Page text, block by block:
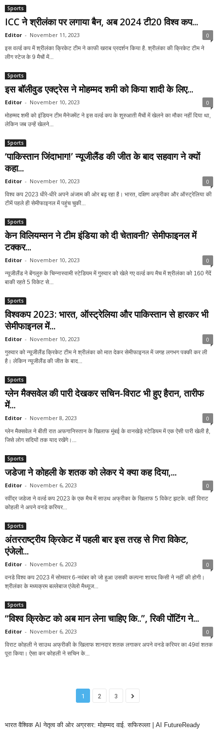
Sports
ICC ने श्रीलंका पर लगाया बैन, अब 2024 टी20 विश्व कप...
Editor - November 11, 2023 0
इस वर्ल्ड कप में श्रीलंका क्रिकेट टीम ने काफी खराब प्रदर्शन किया है. श्रीलंका की क्रिकेट टीम ने
लीग स्टेज के 9 मैचों में...
Sports
इस बॉलीवुड एक्ट्रेस ने मोहम्मद शमी को किया शादी के लिए...
Editor - November 10, 2023 0
मोहम्मद शमी को इंडियन टीम मैनेजमेंट ने इस वर्ल्ड कप के शुरुआती मैचों में खेलने का मौका नहीं दिया था,
लेकिन जब उन्हें खेलने...
Sports
‘पाकिस्तान जिंदाभाग!’ न्यूजीलैंड की जीत के बाद सहवाग ने क्यों
कहा...
Editor - November 10, 2023 0
विश्व कप 2023 धीरे-धीरे अपने अंजाम की ओर बढ़ रहा है। भारत, दक्षिण अफ्रीका और ऑस्ट्रेलिया की
टीमें पहले ही सेमीफाइनल में पहुंच चुकी...
Sports
केन विलियम्सन ने टीम इंडिया को दी चेतावनी? सेमीफाइनल में
टक्कर...
Editor - November 10, 2023 0
न्यूजीलैंड ने बेंगलुरु के चिन्नास्वामी स्टेडियम में गुरुवार को खेले गए वर्ल्ड कप मैच में श्रीलंका को 160 गेंदें
बाकी रहते 5 विकेट से...
Sports
विश्वकप 2023: भारत, ऑस्ट्रेलिया और पाकिस्तान से हारकर भी
सेमीफाइनल में...
Editor - November 10, 2023 0
गुरुवार को न्यूजीलैंड क्रिकेट टीम ने श्रीलंका को मात देकर सेमीफाइनल में जगह लगभग पक्की कर ली
है। लेकिन न्यूजीलैंड की जीत के बाद...
Sports
ग्लेन मैक्सवेल की पारी देखकर सचिन-विराट भी हुए हैरान, तारीफ
में...
Editor - November 8, 2023 0
ग्लेन मैक्सवेल ने बीती रात अफगानिस्तान के खिलाफ मुंबई के वानखेड़े स्टेडियम में एक ऐसी पारी खेली है,
जिसे लोग सदियों तक याद रखेंगे।...
Sports
जडेजा ने कोहली के शतक को लेकर ये क्या कह दिया,...
Editor - November 6, 2023 0
रवींद्र जडेजा ने वर्ल्ड कप 2023 के एक मैच में साउथ अफ्रीका के खिलाफ 5 विकेट झटके. वहीं विराट
कोहली ने अपने वनडे करियर...
Sports
अंतरराष्ट्रीय क्रिकेट में पहली बार इस तरह से गिरा विकेट,
एंजेलो...
Editor - November 6, 2023 0
वनडे विश्व कप 2023 में सोमवार 6-नवंबर को जो हुआ उसकी कल्पना शायद किसी ने नहीं की होगी।
श्रीलंका के मध्यक्रम बल्लेबाज एंजेलो मैथ्यूज...
Sports
“विश्व क्रिकेट को अब मान लेना चाहिए कि..”, रिकी पोंटिंग ने...
Editor - November 6, 2023 0
विराट कोहली ने साउथ अफ्रीकी के खिलाफ शानदार शतक लगाकर अपने वनडे करियर का 49वां शतक
पूरा किया। ऐसा कर कोहली ने सचिन के...
1 2 3
भारत वैश्विक AI नेतृत्व की ओर अग्रसर: मोहम्मद वाई. सफिरुल्ला | AI FutureReady